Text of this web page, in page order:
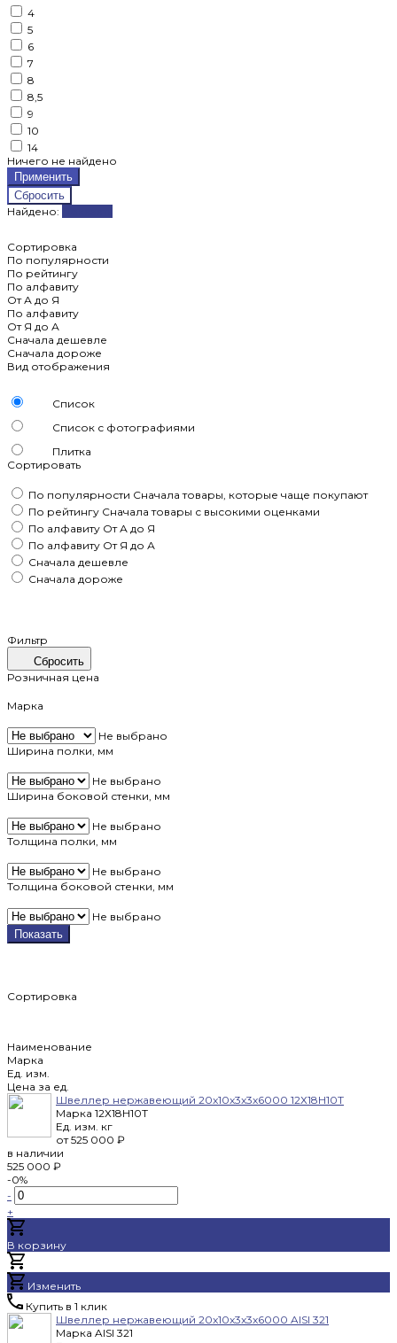
4
5
6
7
8
8,5
9
10
14
Ничего не найдено
Найдено:
Сортировка
По популярности
По рейтингу
По алфавиту
От А до Я
По алфавиту
От Я до А
Сначала дешевле
Сначала дороже
Вид отображения
Список
Список с фотографиями
Плитка
Сортировать
По популярности Сначала товары, которые чаще покупают
По рейтингу Сначала товары с высокими оценками
По алфавиту От А до Я
По алфавиту От Я до А
Сначала дешевле
Сначала дороже
Фильтр
Сбросить
Розничная цена
Марка
Не выбрано
Ширина полки, мм
Не выбрано
Ширина боковой стенки, мм
Не выбрано
Толщина полки, мм
Не выбрано
Толщина боковой стенки, мм
Не выбрано
Показать
Сортировка
Наименование
Марка
Ед. изм.
Цена за ед.
Швеллер нержавеющий 20x10x3x3x6000 12Х18Н10Т
Марка 12Х18Н10Т
Ед. изм. кг
от 525 000 ₽
в наличии
525 000 ₽
-0%
-
+
В корзину
Изменить
Купить в 1 клик
Швеллер нержавеющий 20x10x3x3x6000 AISI 321
Марка AISI 321